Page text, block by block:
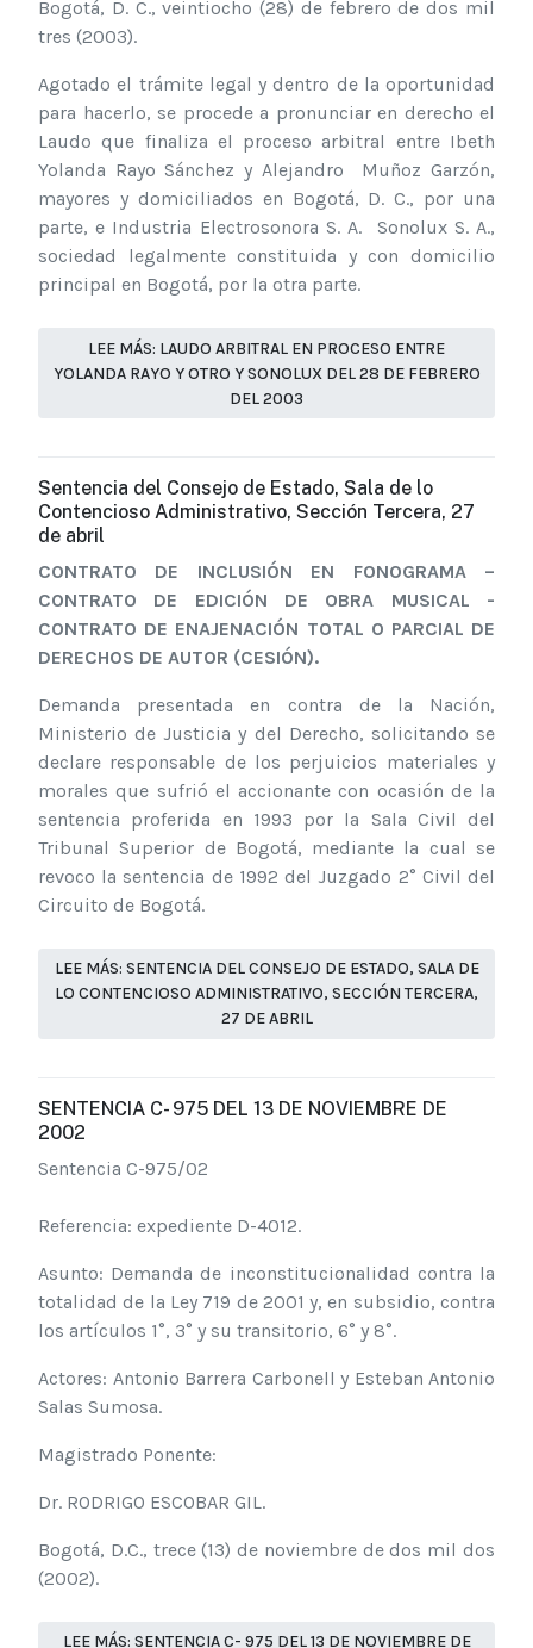
Bogotá, D. C., veintiocho (28) de febrero de dos mil
tres (2003).
Agotado el trámite legal y dentro de la oportunidad
para hacerlo, se procede a pronunciar en derecho el
Laudo que finaliza el proceso arbitral entre Ibeth
Yolanda Rayo Sánchez y Alejandro Muñoz Garzón,
mayores y domiciliados en Bogotá, D. C., por una
parte, e Industria Electrosonora S. A. Sonolux S. A.,
sociedad legalmente constituida y con domicilio
principal en Bogotá, por la otra parte.
LEE MÁS: LAUDO ARBITRAL EN PROCESO ENTRE
YOLANDA RAYO Y OTRO Y SONOLUX DEL 28 DE FEBRERO
DEL 2003
Sentencia del Consejo de Estado, Sala de lo
Contencioso Administrativo, Sección Tercera, 27
de abril
CONTRATO DE INCLUSIÓN EN FONOGRAMA –
CONTRATO DE EDICIÓN DE OBRA MUSICAL -
CONTRATO DE ENAJENACIÓN TOTAL O PARCIAL DE
DERECHOS DE AUTOR (CESIÓN).
Demanda presentada en contra de la Nación,
Ministerio de Justicia y del Derecho, solicitando se
declare responsable de los perjuicios materiales y
morales que sufrió el accionante con ocasión de la
sentencia proferida en 1993 por la Sala Civil del
Tribunal Superior de Bogotá, mediante la cual se
revoco la sentencia de 1992 del Juzgado 2° Civil del
Circuito de Bogotá.
LEE MÁS: SENTENCIA DEL CONSEJO DE ESTADO, SALA DE
LO CONTENCIOSO ADMINISTRATIVO, SECCIÓN TERCERA,
27 DE ABRIL
SENTENCIA C- 975 DEL 13 DE NOVIEMBRE DE
2002
Sentencia C-975/02
Referencia: expediente D-4012.
Asunto: Demanda de inconstitucionalidad contra la
totalidad de la Ley 719 de 2001 y, en subsidio, contra
los artículos 1°, 3° y su transitorio, 6° y 8°.
Actores: Antonio Barrera Carbonell y Esteban Antonio
Salas Sumosa.
Magistrado Ponente:
Dr. RODRIGO ESCOBAR GIL.
Bogotá, D.C., trece (13) de noviembre de dos mil dos
(2002).
LEE MÁS: SENTENCIA C- 975 DEL 13 DE NOVIEMBRE DE